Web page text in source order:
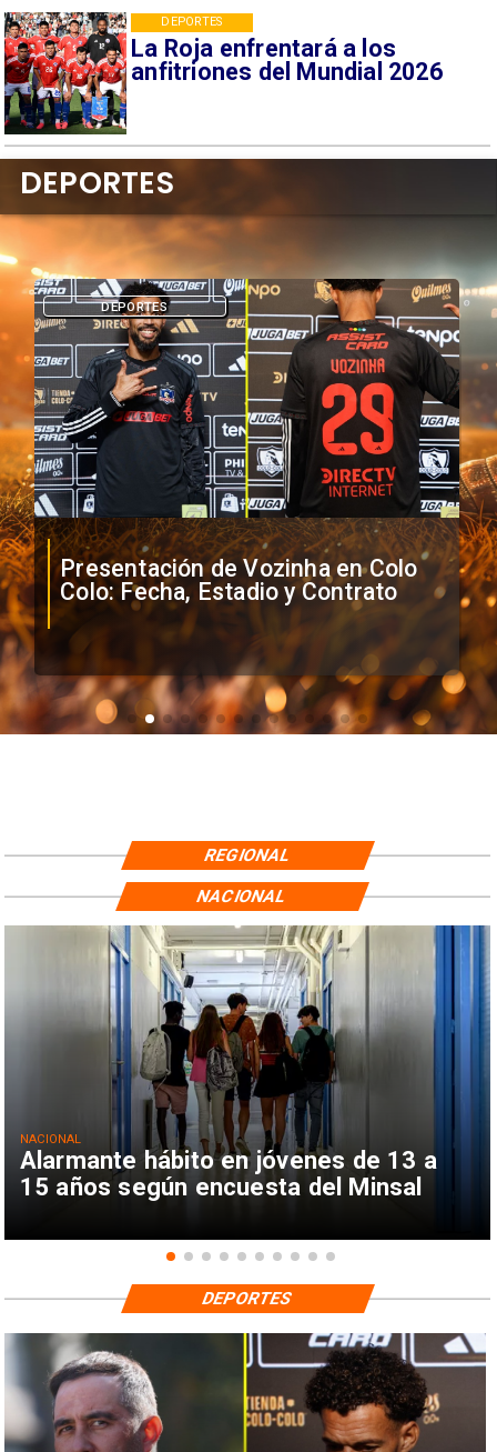
La Roja enfrentará a los
anfitriones del Mundial 2026
DEPORTES
Presentación de Vozinha en Colo
Colo: Fecha, Estadio y Contrato
DEPORTES
DEPORTES
REGIONAL
Alarmante hábito en jóvenes de 13 a
15 años según encuesta del Minsal
NACIONAL
NACIONAL
DEPORTES